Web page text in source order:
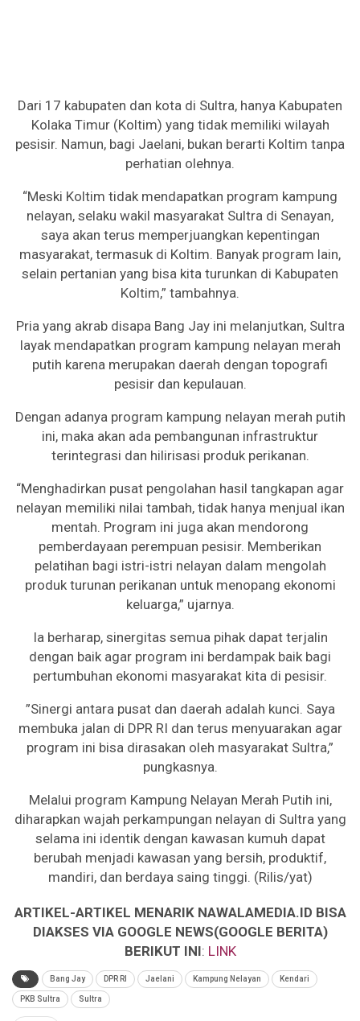
Dari 17 kabupaten dan kota di Sultra, hanya Kabupaten
Kolaka Timur (Koltim) yang tidak memiliki wilayah
pesisir. Namun, bagi Jaelani, bukan berarti Koltim tanpa
perhatian olehnya.
“Meski Koltim tidak mendapatkan program kampung
nelayan, selaku wakil masyarakat Sultra di Senayan,
saya akan terus memperjuangkan kepentingan
masyarakat, termasuk di Koltim. Banyak program lain,
selain pertanian yang bisa kita turunkan di Kabupaten
Koltim,” tambahnya.
Pria yang akrab disapa Bang Jay ini melanjutkan, Sultra
layak mendapatkan program kampung nelayan merah
putih karena merupakan daerah dengan topografi
pesisir dan kepulauan.
Dengan adanya program kampung nelayan merah putih
ini, maka akan ada pembangunan infrastruktur
terintegrasi dan hilirisasi produk perikanan.
“Menghadirkan pusat pengolahan hasil tangkapan agar
nelayan memiliki nilai tambah, tidak hanya menjual ikan
mentah. Program ini juga akan mendorong
pemberdayaan perempuan pesisir. Memberikan
pelatihan bagi istri-istri nelayan dalam mengolah
produk turunan perikanan untuk menopang ekonomi
keluarga,” ujarnya.
Ia berharap, sinergitas semua pihak dapat terjalin
dengan baik agar program ini berdampak baik bagi
pertumbuhan ekonomi masyarakat kita di pesisir.
​”Sinergi antara pusat dan daerah adalah kunci. Saya
membuka jalan di DPR RI dan terus menyuarakan agar
program ini bisa dirasakan oleh masyarakat Sultra,”
pungkasnya.
​Melalui program Kampung Nelayan Merah Putih ini,
diharapkan wajah perkampungan nelayan di Sultra yang
selama ini identik dengan kawasan kumuh dapat
berubah menjadi kawasan yang bersih, produktif,
mandiri, dan berdaya saing tinggi. (Rilis/yat)
ARTIKEL-ARTIKEL MENARIK NAWALAMEDIA.ID BISA
DIAKSES VIA GOOGLE NEWS(GOOGLE BERITA)
BERIKUT INI: LINK
Bang Jay DPR RI Jaelani Kampung Nelayan Kendari
PKB Sultra Sultra